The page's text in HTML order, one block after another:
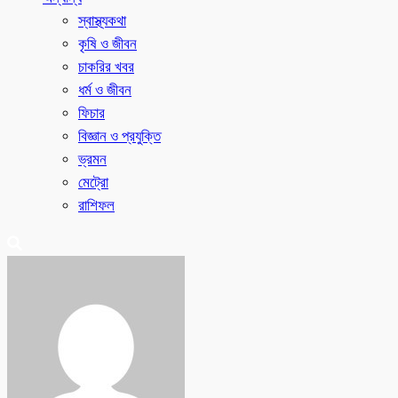
স্বাস্থ্যকথা
কৃষি ও জীবন
চাকরির খবর
ধর্ম ও জীবন
ফিচার
বিজ্ঞান ও প্রযুক্তি
ভ্রমন
মেট্রো
রাশিফল